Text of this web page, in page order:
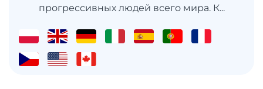
прогрессивных людей всего мира. К...